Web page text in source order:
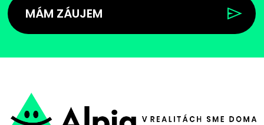
MÁM ZÁUJEM